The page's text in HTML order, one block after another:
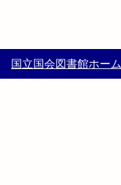
国立国会図書館ホーム